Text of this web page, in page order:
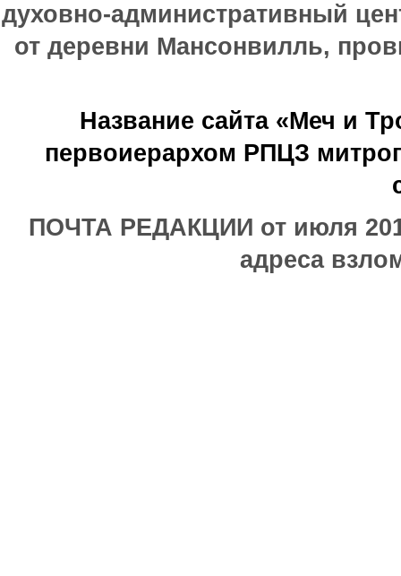
духовно-административный
от деревни Мансонвилль,
Название сайта «Меч и
первоиерархом РПЦЗ
ПОЧТА РЕДАКЦИИ от июля
адреса